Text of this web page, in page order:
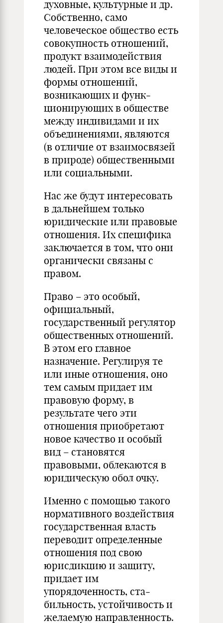
духов­ные, культурные и др.
Собственно, само
человеческое общество есть
совокупность отношений,
продукт взаимодействия
людей. При этом все виды и
формы отношений,
возникающих и функ­
ционирующих в обществе
между индивидами и их
объединения­ми, являются
(в отличие от взаимосвязей
в природе) обществен­ными
или социальными.
Нас же будут интересовать
в дальнейшем только
юридические или правовые
отношения. Их специфика
заключается в том, что они
органически связаны с
правом.
Право – это особый,
официальный,
государственный регулятор
общественных отношений.
В этом его главное
назначение. Регу­лируя те
или иные отношения, оно
тем самым придает им
право­вую форму, в
результате чего эти
отношения приобретают
новое качество и особый
вид – становятся
правовыми, облекаются в
юридическую обол очку.
Именно с помощью такого
нормативного воздействия
госу­дарственная власть
переводит определенные
отношения под свою
юрисдикцию и защиту,
придает им
упорядоченность, ста­
бильность, устойчивость и
желаемую направленность.